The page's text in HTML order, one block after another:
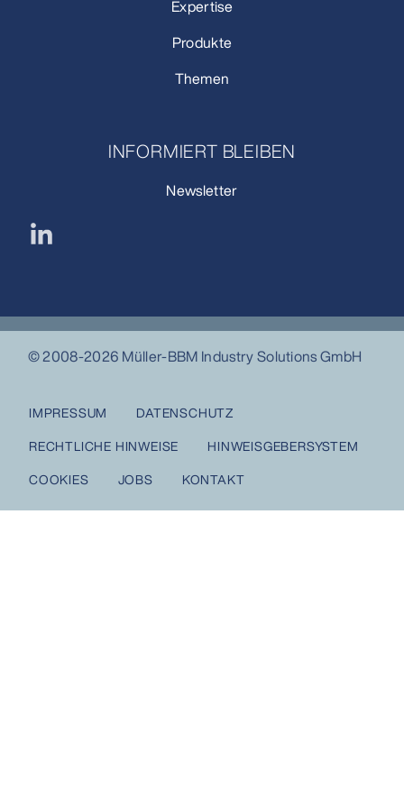
Expertise
Produkte
Themen
INFORMIERT BLEIBEN
Newsletter
© 2008-2026 Müller-BBM Industry Solutions GmbH
IMPRESSUM
DATENSCHUTZ
RECHTLICHE HINWEISE
HINWEISGEBERSYSTEM
COOKIES
JOBS KONTAKT